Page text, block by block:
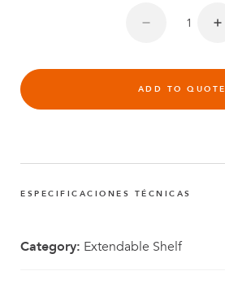
ADD TO QUOTE
ESPECIFICACIONES TÉCNICAS
Category: Extendable Shelf